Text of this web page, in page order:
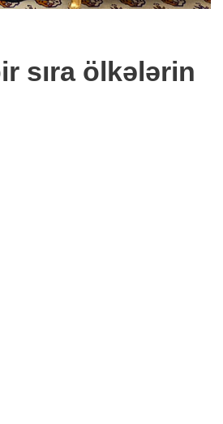
sıra ölkələrin